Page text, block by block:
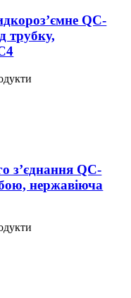
QC-
трубку,
з’єднання QC-
нержавіюча